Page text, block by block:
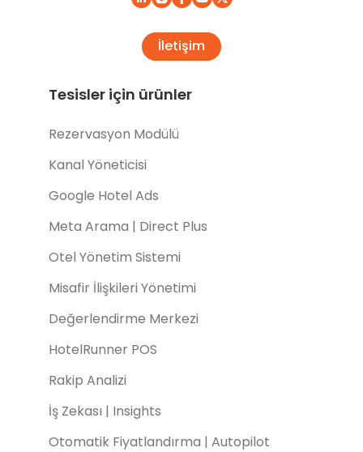
İletişim
Tesisler için ürünler
Rezervasyon Modülü
Kanal Yöneticisi
Google Hotel Ads
Meta Arama | Direct Plus
Otel Yönetim Sistemi
Misafir İlişkileri Yönetimi
Değerlendirme Merkezi
HotelRunner POS
Rakip Analizi
İş Zekası | Insights
Otomatik Fiyatlandırma | Autopilot